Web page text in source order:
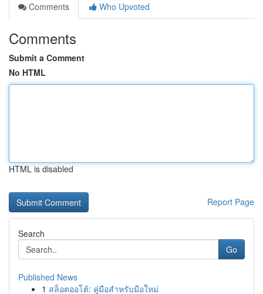
Comments
Who Upvoted
Comments
Submit a Comment
No HTML
HTML is disabled
Report Page
Search
Go
Published News
1 สล็อตออโต้: คู่มือสำหรับมือใหม่